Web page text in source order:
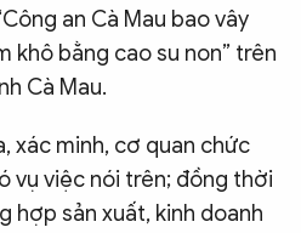
an Cà Mau bao vây
khô bằng cao su non” trên
Cà Mau.
xác minh, cơ quan chức
vụ việc nói trên; đồng thời
hợp sản xuất, kinh doanh